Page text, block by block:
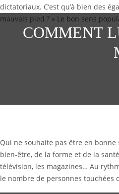
dictatoriaux. C’est qu’à bien des
mauvais pied ? » Le bon sens
COMMENT
Qui ne souhaite pas être en bonne
bien-être, de la forme et de la
télévision, les magazines… Au
le nombre de personnes touchées